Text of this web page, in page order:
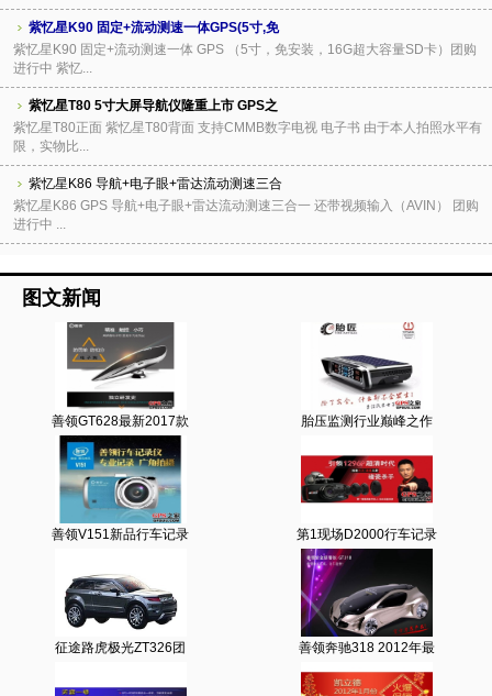
紫忆星K90 固定+流动测速一体GPS(5寸,免
紫忆星K90 固定+流动测速一体 GPS （5寸，免安装，16G超大容量SD卡）团购
进行中 紫忆...
紫忆星T80 5寸大屏导航仪隆重上市 GPS之
紫忆星T80正面 紫忆星T80背面 支持CMMB数字电视 电子书 由于本人拍照水平有
限，实物比...
紫忆星K86 导航+电子眼+雷达流动测速三合
紫忆星K86 GPS 导航+电子眼+雷达流动测速三合一 还带视频输入（AVIN） 团购
进行中 ...
图文新闻
善领GT628最新2017款 胎压监测行业巅峰之作
善领V151新品行车记录 第1现场D2000行车记录
征途路虎极光ZT326团 善领奔驰318 2012年最